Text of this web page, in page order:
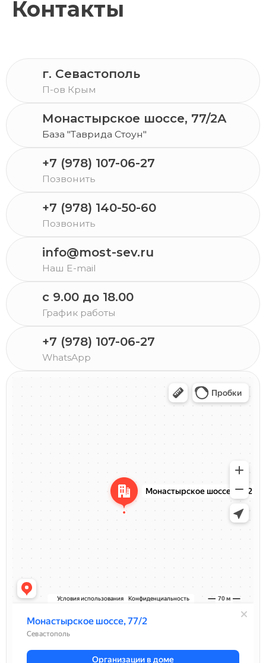
Контакты
г. Севастополь
П-ов Крым
Монастырское шоссе, 77/2А
База "Таврида Стоун"
+7 (978) 107-06-27
Позвонить
+7 (978) 140-50-60
Позвонить
info@most-sev.ru
Наш E-mail
c 9.00 до 18.00
График работы
+7 (978) 107-06-27
WhatsApp